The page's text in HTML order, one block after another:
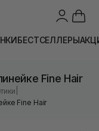
БЕСТСЕЛЛЕРЫ
Fine Hair
Fine Hair